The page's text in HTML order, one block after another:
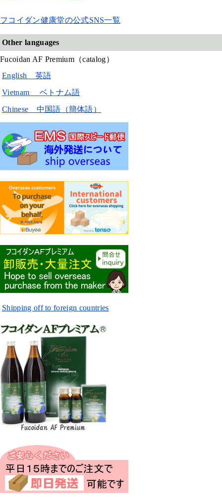
フコイダン健康堂の公式SNS一覧
Other languages
Fucoidan AF Premium（catalog）
English 英語
Vietnam ベトナム語
Chinese 中国語（簡体語）
Shipping off to foreign countries